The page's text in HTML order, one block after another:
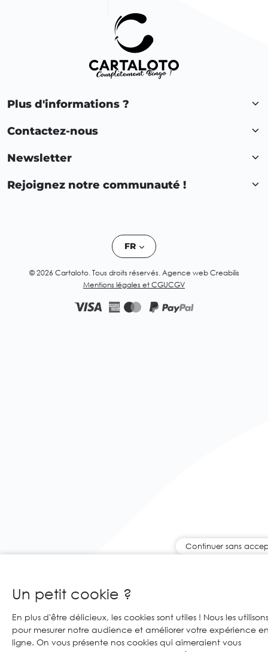
Plus d'informations ?
Contactez-nous
Newsletter
Rejoignez notre communauté !
FR
© 2026 Cartaloto. Tous droits réservés. Agence web Creabilis
Mentions légales et CGUCGV
Continuer sans
Un petit cookie ?
En plus d'être délicieux, les cookies sont utiles ! Nous les utilisons
pour mesurer notre audience et améliorer votre expérience
ligne. On vous présente nos cookies qui aimeraient vous